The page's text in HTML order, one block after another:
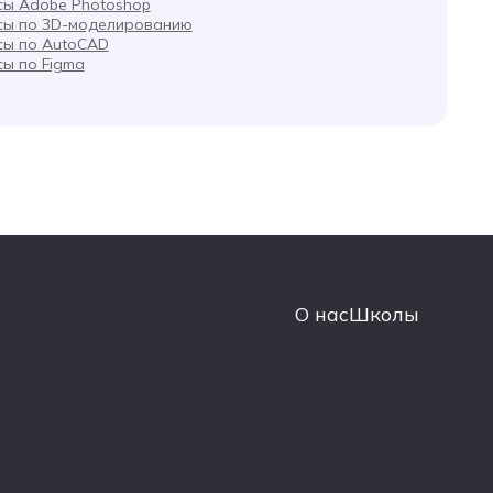
Adobe Photoshop
по 3D-моделированию
по AutoCAD
по Figma
О насШколы